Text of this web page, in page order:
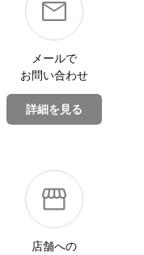
メールで
お問い合わせ
詳細を見る
店舗への